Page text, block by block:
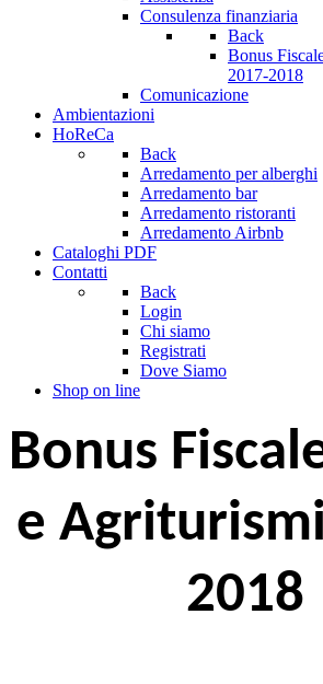
Consulenza finanziaria
Back
Bonus
2017-2018
Comunicazione
Ambientazioni
HoReCa
Back
Arredamento per alberghi
Arredamento bar
Arredamento ristoranti
Arredamento Airbnb
Cataloghi PDF
Contatti
Back
Login
Chi siamo
Registrati
Dove Siamo
Shop on line
Bonus
e
2018